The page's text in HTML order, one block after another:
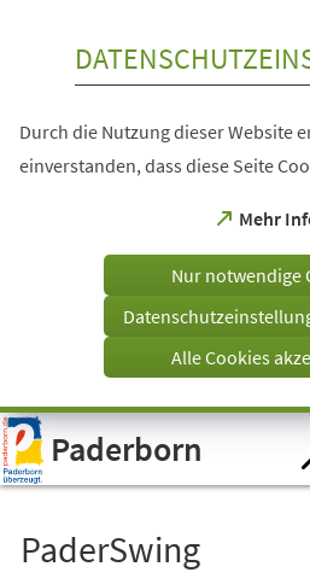
Visuelle
Assistenzsoftware
öffnen.
Durch die Nutzung dieser Website
einverstanden, dass diese Seite
Mehr
(Öffnet
einem
Tab)
Nur notwendige
Alle Cookies
Paderborn
PaderSwing